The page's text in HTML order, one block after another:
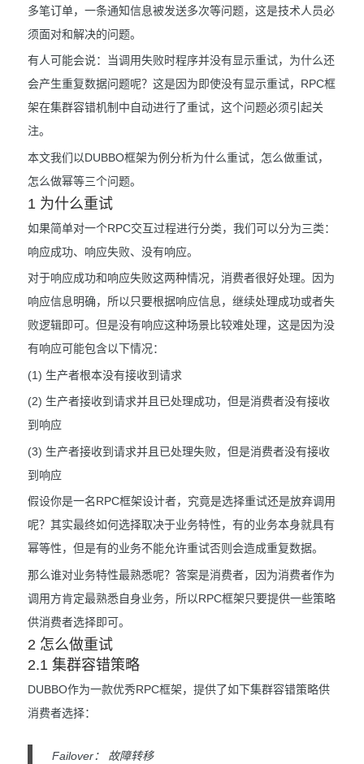
多笔订单，一条通知信息被发送多次等问题，这是技术人员必
须面对和解决的问题。
有人可能会说：当调用失败时程序并没有显示重试，为什么还
会产生重复数据问题呢？这是因为即使没有显示重试，RPC框
架在集群容错机制中自动进行了重试，这个问题必须引起关
注。
本文我们以DUBBO框架为例分析为什么重试，怎么做重试，
怎么做幂等三个问题。
1 为什么重试
如果简单对一个RPC交互过程进行分类，我们可以分为三类：
响应成功、响应失败、没有响应。
对于响应成功和响应失败这两种情况，消费者很好处理。因为
响应信息明确，所以只要根据响应信息，继续处理成功或者失
败逻辑即可。但是没有响应这种场景比较难处理，这是因为没
有响应可能包含以下情况：
(1) 生产者根本没有接收到请求
(2) 生产者接收到请求并且已处理成功，但是消费者没有接收
到响应
(3) 生产者接收到请求并且已处理失败，但是消费者没有接收
到响应
假设你是一名RPC框架设计者，究竟是选择重试还是放弃调用
呢？其实最终如何选择取决于业务特性，有的业务本身就具有
幂等性，但是有的业务不能允许重试否则会造成重复数据。
那么谁对业务特性最熟悉呢？答案是消费者，因为消费者作为
调用方肯定最熟悉自身业务，所以RPC框架只要提供一些策略
供消费者选择即可。
2 怎么做重试
2.1 集群容错策略
DUBBO作为一款优秀RPC框架，提供了如下集群容错策略供
消费者选择：
Failover： 故障转移